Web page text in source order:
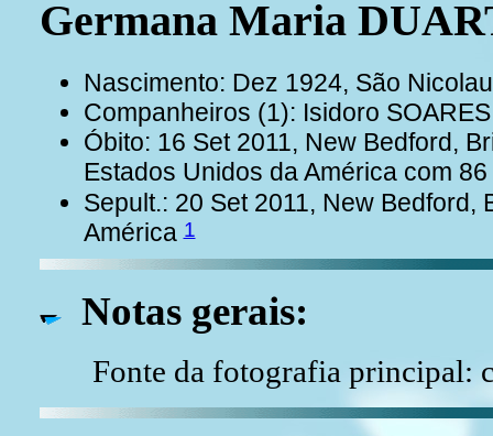
Germana Maria
Nascimento: Dez 1924, São
Companheiros (1): Isidoro
Óbito: 16 Set 2011, New Bedford,
Estados Unidos da América com
Sepult.: 20 Set 2011, New
América1
Notas gerais:
Fonte da fotografia principal: